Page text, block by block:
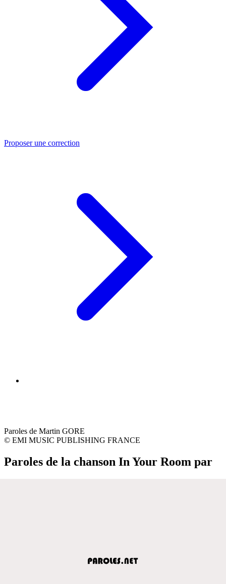
Proposer une correction
Paroles de Martin GORE
© EMI MUSIC PUBLISHING FRANCE
Paroles de la chanson In Your Room par